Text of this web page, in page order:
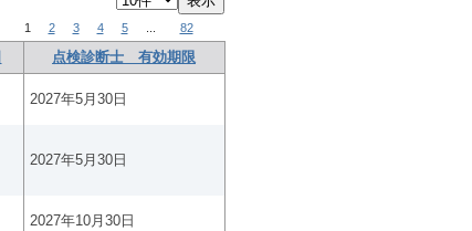
1 2 3 4 5 82
点検診断士 有効期限
2027年5月30日
2027年5月30日
2027年10月30日